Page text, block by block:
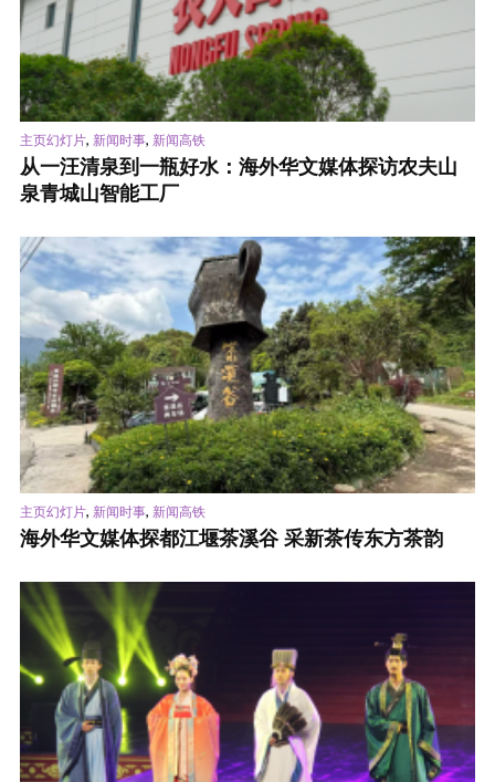
主页幻灯片, 新闻时事, 新闻高铁
从一汪清泉到一瓶好水：海外华文媒体探访农夫山
泉青城山智能工厂
主页幻灯片, 新闻时事, 新闻高铁
海外华文媒体探都江堰茶溪谷 采新茶传东方茶韵